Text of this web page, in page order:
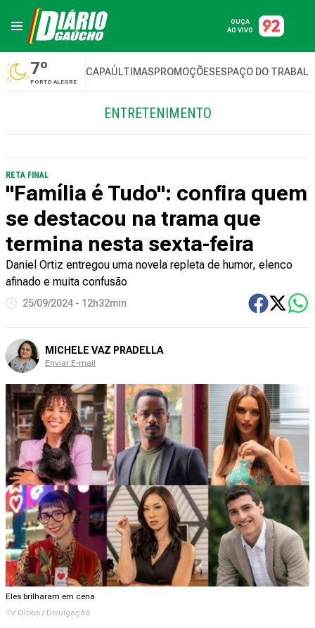
OUÇA
AO VIVO
7º
PORTO ALEGRE
CAPAÚLTIMASPROMOÇÕESESPAÇO DO
ENTRETENIMENTO
RETA FINAL
"Família é Tudo": confira quem
se destacou na trama que
termina nesta sexta-feira
Daniel Ortiz entregou uma novela repleta de humor, elenco
afinado e muita confusão
25/09/2024 - 12h32min
MICHELE VAZ PRADELLA
Enviar E-mail
Eles brilharam em cena
TV Globo / Divulgação